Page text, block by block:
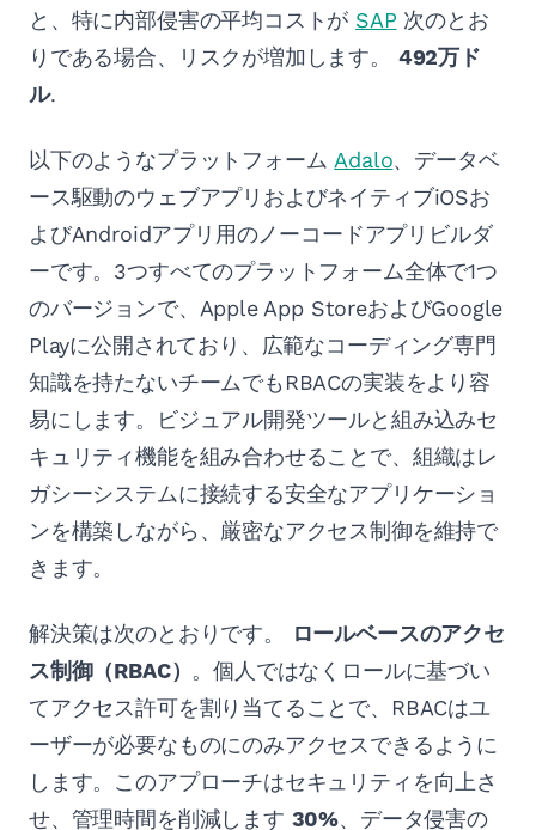
と、特に内部侵害の平均コストが SAP 次のとお
りである場合、リスクが増加します。 492万ド
ル.
以下のようなプラットフォーム Adalo、データベ
ース駆動のウェブアプリおよびネイティブiOSお
よびAndroidアプリ用のノーコードアプリビルダ
ーです。3つすべてのプラットフォーム全体で1つ
のバージョンで、Apple App StoreおよびGoogle
Playに公開されており、広範なコーディング専門
知識を持たないチームでもRBACの実装をより容
易にします。ビジュアル開発ツールと組み込みセ
キュリティ機能を組み合わせることで、組織はレ
ガシーシステムに接続する安全なアプリケーショ
ンを構築しながら、厳密なアクセス制御を維持で
きます。
解決策は次のとおりです。
ロールベースのアクセ
ス制御（RBAC） 。個人ではなくロールに基づい
てアクセス許可を割り当てることで、RBACはユ
ーザーが必要なものにのみアクセスできるように
します。このアプローチはセキュリティを向上さ
せ、管理時間を削減します 30%、データ侵害の